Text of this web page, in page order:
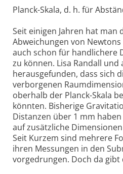
Planck-Skala, d. h. für
Seit einigen Jahren hat man
Abweichungen von
auch schon für handlichere
zu können. Lisa Randall
herausgefunden, dass sich
verborgenen
oberhalb der Planck-Skala
könnten. Bisherige
Distanzen über 1 mm
auf zusätzliche
Seit Kurzem sind mehrere
ihren Messungen in den
vorgedrungen. Doch da gibt